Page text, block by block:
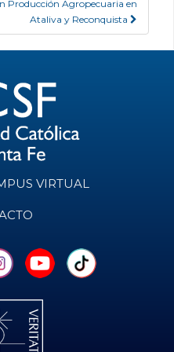
Producción Agropecuaria en
Ataliva y Reconquista
VIRTUAL